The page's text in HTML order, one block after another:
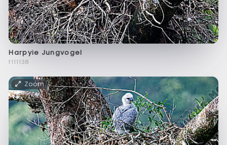
Harpyie Jungvogel
f111138
Zoom